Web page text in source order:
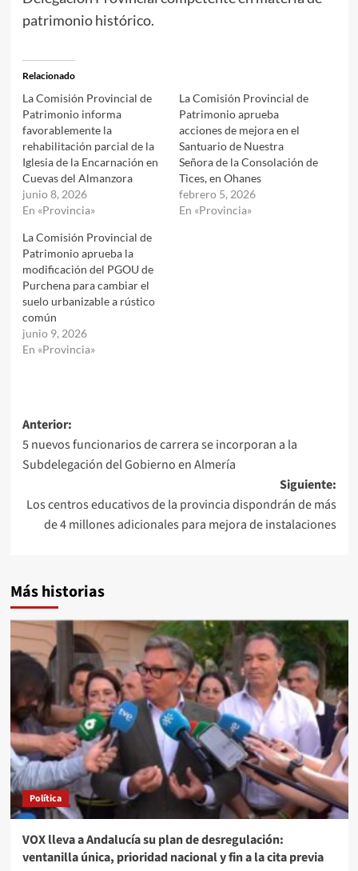
patrimonio histórico.
Relacionado
La Comisión Provincial de
Patrimonio informa
favorablemente la
rehabilitación parcial de la
Iglesia de la Encarnación en
Cuevas del Almanzora
junio 8, 2026
En «Provincia»
La Comisión Provincial de
Patrimonio aprueba
acciones de mejora en el
Santuario de Nuestra
Señora de la Consolación de
Tices, en Ohanes
febrero 5, 2026
En «Provincia»
La Comisión Provincial de
Patrimonio aprueba la
modificación del PGOU de
Purchena para cambiar el
suelo urbanizable a rústico
común
junio 9, 2026
En «Provincia»
Navegación
de
entradas
Anterior:
5 nuevos funcionarios de carrera se incorporan a la
Subdelegación del Gobierno en Almería
Siguiente:
Los centros educativos de la provincia dispondrán de más
de 4 millones adicionales para mejora de instalaciones
Más historias
Política
VOX lleva a Andalucía su plan de desregulación:
ventanilla única, prioridad nacional y fin a la cita previa